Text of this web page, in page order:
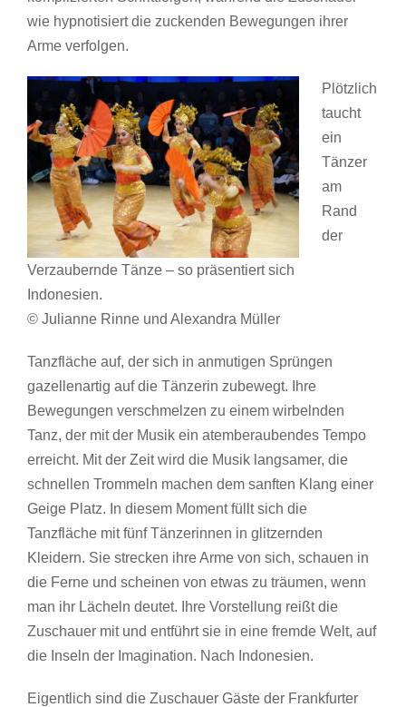
wie hypnotisiert die zuckenden Bewegungen ihrer
Arme verfolgen.
Verzaubernde Tänze – so präsentiert sich
Indonesien.
© Julianne Rinne und Alexandra Müller
Plötzlich
taucht
ein
Tänzer
am
Rand
der
Tanzfläche auf, der sich in anmutigen Sprüngen
gazellenartig auf die Tänzerin zubewegt. Ihre
Bewegungen verschmelzen zu einem wirbelnden
Tanz, der mit der Musik ein atemberaubendes Tempo
erreicht. Mit der Zeit wird die Musik langsamer, die
schnellen Trommeln machen dem sanften Klang einer
Geige Platz. In diesem Moment füllt sich die
Tanzfläche mit fünf Tänzerinnen in glitzernden
Kleidern. Sie strecken ihre Arme von sich, schauen in
die Ferne und scheinen von etwas zu träumen, wenn
man ihr Lächeln deutet. Ihre Vorstellung reißt die
Zuschauer mit und entführt sie in eine fremde Welt, auf
die Inseln der Imagination. Nach Indonesien.
Eigentlich sind die Zuschauer Gäste der Frankfurter